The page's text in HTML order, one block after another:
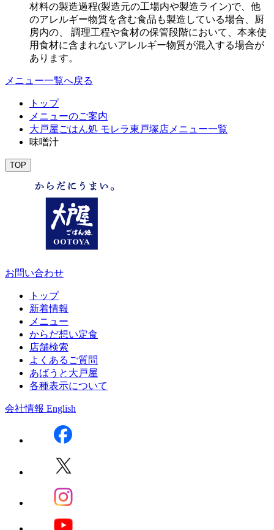
材料の製造過程(製造元の工場内や製造ライン)で、他
のアレルギー物質を含む食品も製造している場合、厨
房内の、 調理工程や食材の保管段階において、本来使
用食材に含まれないアレルギー物質が混入する場合が
あります。
メニュー一覧へ戻る
トップ
メニューのご案内
大戸屋ごはん処 モレラ東戸塚店メニュー一覧
味噌汁
TOP
お問い合わせ
トップ
新着情報
メニュー
からだ想い定食
店舗検索
よくあるご質問
あばうと大戸屋
各種表示について
会社情報 English